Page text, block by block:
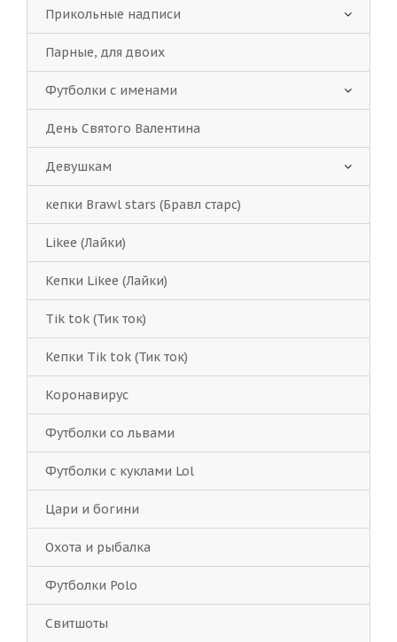
Прикольные надписи
Парные, для двоих
Футболки с именами
День Святого Валентина
Девушкам
кепки Brawl stars (Бравл старс)
Likee (Лайки)
Кепки Likee (Лайки)
Tik tok (Тик ток)
Кепки Tik tok (Тик ток)
Коронавирус
Футболки со львами
Футболки с куклами Lol
Цари и богини
Охота и рыбалка
Футболки Polo
Свитшоты